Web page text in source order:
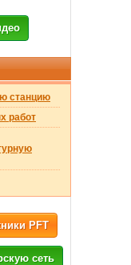
станцию
работ
PFT
сеть